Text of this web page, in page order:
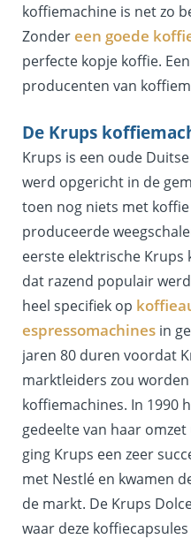
koffiemachine is net zo
Zondereen goede
perfecte kopje koffie.
producenten van
De Krups
Krups is een oude
werd opgericht in de
toen nog niets met
produceerde
eerste elektrische
dat razend populair
heel specifiek op
espressomachines in
jaren 80 duren voordat
marktleiders zou
koffiemachines. In 1990
gedeelte van haar
ging Krups een zeer
met Nestlé en kwamen
de markt. De Krups
waar deze